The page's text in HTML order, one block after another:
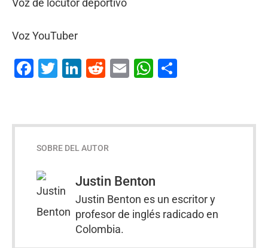
Voz de locutor deportivo
Voz YouTuber
Facebook
Twitter
LinkedIn
Reddit
EmailWhatsApp
Compartir
SOBRE DEL AUTOR
Justin Benton
Justin Benton es un escritor y
profesor de inglés radicado en
Colombia.